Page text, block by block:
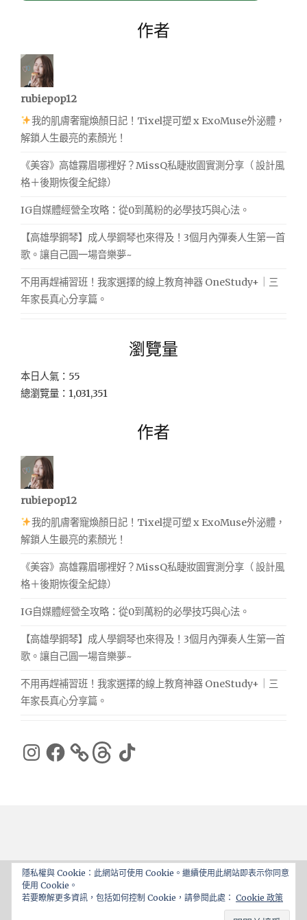
作者
rubiepop12
我的肌膚奢寵煥顏日記！Tixel提可塑 x ExoMuse外泌體，
解鎖人生最亮的素顏光！
《美容》高雄霧眉哪裡好？MissQ私睫妝園實測分享（ 設計風
格＋後期恢復全紀錄）
IG自媒體經營全攻略：從0到萬粉的必學技巧與心法。
【高雄學鋼琴】成人學鋼琴也來得及！3個月內彈奏人生第一首
歌。讓自己圓一場音樂夢~
不用再趕補習班！我家選擇的線上教育神器 OneStudy+｜三
年家長真心分享篇。
瀏覽量
本日人氣：55
總瀏覽量：1,031,351
作者
rubiepop12
我的肌膚奢寵煥顏日記！Tixel提可塑 x ExoMuse外泌體，
解鎖人生最亮的素顏光！
《美容》高雄霧眉哪裡好？MissQ私睫妝園實測分享（ 設計風
格＋後期恢復全紀錄）
IG自媒體經營全攻略：從0到萬粉的必學技巧與心法。
【高雄學鋼琴】成人學鋼琴也來得及！3個月內彈奏人生第一首
歌。讓自己圓一場音樂夢~
不用再趕補習班！我家選擇的線上教育神器 OneStudy+｜三
年家長真心分享篇。
Instagram
Facebook ThreadsTikTok
Proudly powered by WordPress |Theme: ajaira by
隱私權與 Cookie：此網站可使用 Cookie。繼續使用此網站即表示你同意
使用 Cookie。
若要瞭解更多資訊，包括如何控制 Cookie，請參閱此處： Cookie 政策